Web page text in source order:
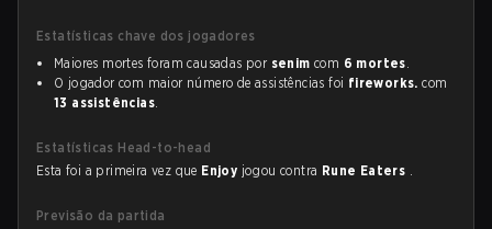
Estatísticas chave dos jogadores
Maiores mortes foram causadas por senim com 6 mortes.
O jogador com maior número de assistências foi fireworks. com
13 assistências.
Estatísticas Head-to-head
Esta foi a primeira vez que Enjoy jogou contra Rune Eaters .
Previsão da partida